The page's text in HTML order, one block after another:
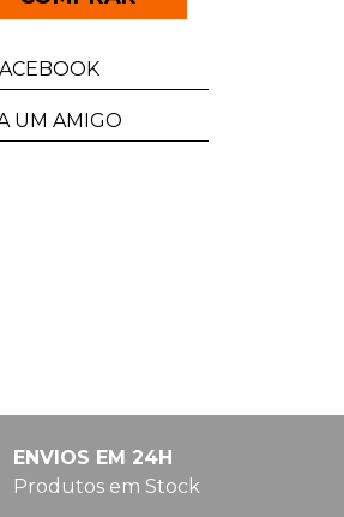
UM AMIGO
ENVIOS EM 24H
Produtos em Stock